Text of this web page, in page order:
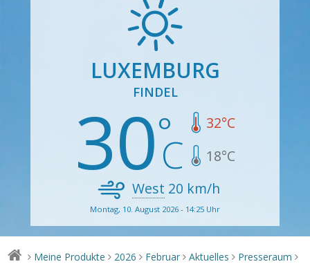
LUXEMBURG
FINDEL
30 32°C
18°C
West 20 km/h
Montag, 10. August 2026 - 14:25 Uhr
> Meine Produkte > 2026 > Februar > Aktuelles > Presseraum >